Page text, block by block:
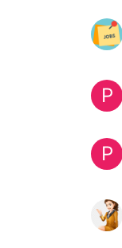
P
P